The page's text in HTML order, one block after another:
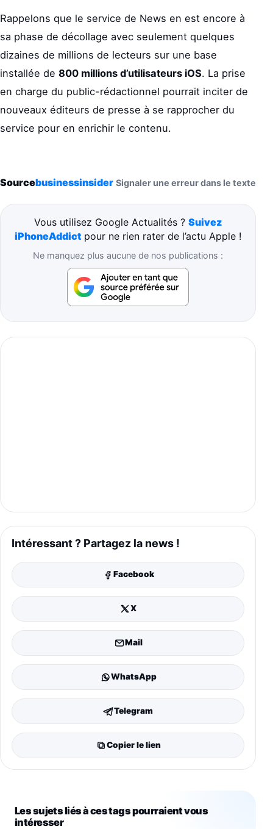
Rappelons que le service de News en est encore à
sa phase de décollage avec seulement quelques
dizaines de millions de lecteurs sur une base
installée de 800 millions d’utilisateurs iOS. La prise
en charge du public-rédactionnel pourrait inciter de
nouveaux éditeurs de presse à se rapprocher du
service pour en enrichir le contenu.
Sourcebusinessinsider Signaler une erreur dans le texte
Vous utilisez Google Actualités ? Suivez
iPhoneAddict pour ne rien rater de l’actu Apple !
Ne manquez plus aucune de nos publications :
Intéressant ? Partagez la news !
Facebook
X
Mail
WhatsApp
Telegram
Copier le lien
Les sujets liés à ces tags pourraient vous
intéresser